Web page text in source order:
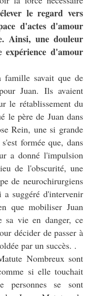
le regard vers
d'actes d'amour
Ainsi, une douleur
expérience d'amour
famille savait que de
Juan. Ils avaient
le rétablissement du
le père de Juan dans
Rein, une si grande
formée que, dans
a donné l'impulsion
de l'obscurité, une
de neurochirurgiens
suggéré d'intervenir
que mobiliser Juan
sa vie en danger, ce
décider de passer à
par un succès. .
Nombreux sont
si elle touchait
personnes se sont